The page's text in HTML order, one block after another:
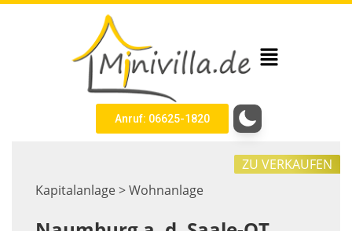
Anruf: 06625-1820
Kapitalanlage > Wohnanlage
ZU VERKAUFEN